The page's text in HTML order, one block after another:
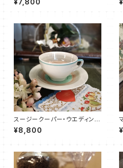
05）
¥7,800
スージークーパー・ウエディング
リング・C&S（SCWR0073）
¥8,800